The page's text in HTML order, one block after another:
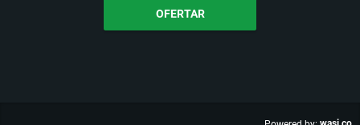
OFERTAR